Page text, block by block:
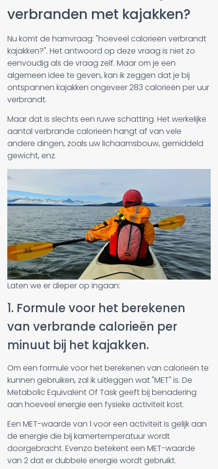
verbranden met kajakken?
Nu komt de hamvraag: "hoeveel calorieën verbrandt
kajakken?". Het antwoord op deze vraag is niet zo
eenvoudig als de vraag zelf. Maar om je een
algemeen idee te geven, kan ik zeggen dat je bij
ontspannen kajakken ongeveer 283 calorieën per uur
verbrandt.
Maar dat is slechts een ruwe schatting. Het werkelijke
aantal verbrande calorieën hangt af van vele
andere dingen, zoals uw lichaamsbouw, gemiddeld
gewicht, enz.
Laten we er dieper op ingaan:
1. Formule voor het berekenen
van verbrande calorieën per
minuut bij het kajakken.
Om een formule voor het berekenen van calorieën te
kunnen gebruiken, zal ik uitleggen wat "MET" is. De
Metabolic Equivalent Of Task geeft bij benadering
aan hoeveel energie een fysieke activiteit kost.
Een MET-waarde van 1 voor een activiteit is gelijk aan
de energie die bij kamertemperatuur wordt
doorgebracht. Evenzo betekent een MET-waarde
van 2 dat er dubbele energie wordt gebruikt.